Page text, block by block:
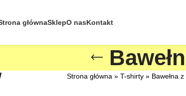
głównaSklepO nasKontakt
Strona główna » T-shirty» Bawełna